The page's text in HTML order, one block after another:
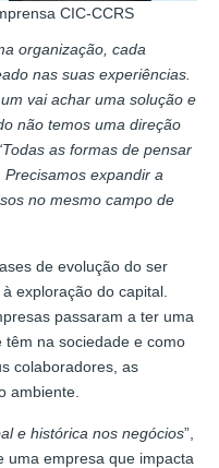
CIC-CCRS
organização, cada
nas suas experiências.
vai achar uma solução e
não temos uma direção
as formas de pensar
expandir a
no mesmo campo de
de evolução do ser
exploração do capital.
passaram a ter uma
têm na sociedade e como
colaboradores, as
ambiente.
e histórica nos negócios”,
uma empresa que impacta